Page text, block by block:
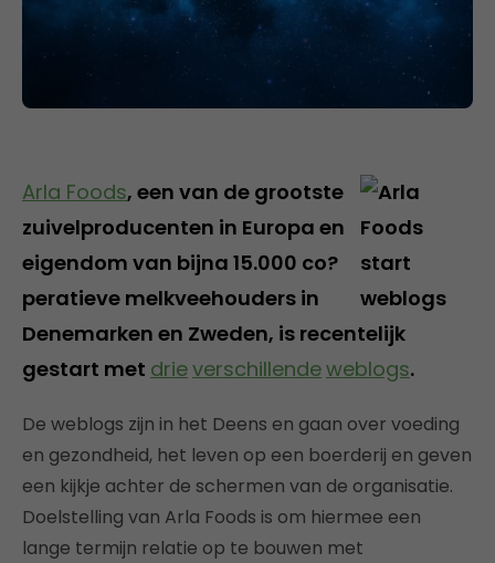
Arla Foods, een van de grootste
zuivelproducenten in Europa en
eigendom van bijna 15.000 co?
peratieve melkveehouders in
Denemarken en Zweden, is recentelijk
gestart met drieverschillendeweblogs.
De weblogs zijn in het Deens en gaan over voeding
en gezondheid, het leven op een boerderij en geven
een kijkje achter de schermen van de organisatie.
Doelstelling van Arla Foods is om hiermee een
lange termijn relatie op te bouwen met